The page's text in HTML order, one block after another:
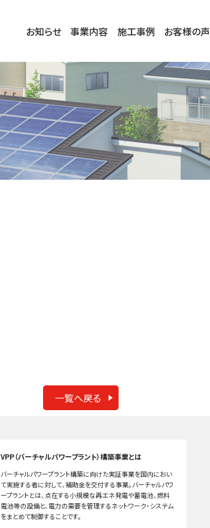
お知らせ 事業内容 施工事例 お客様の声
一覧へ戻る
VPP（バーチャルパワープラント）構築事業とは
バーチャルパワープラント構築に向けた実証事業を国内におい
て実施する者に対して、補助金を交付する事業。バーチャルパワ
ープラントとは、点在する小規模な再エネ発電や蓄電池、燃料
電池等の設備と、電力の需要を管理するネットワーク・システム
をまとめて制御することです。